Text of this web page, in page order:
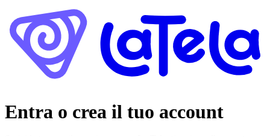
Entra o crea il tuo account